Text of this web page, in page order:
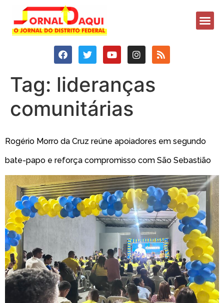
Tag: lideranças
comunitárias
Rogério Morro da Cruz reúne apoiadores em segundo
bate-papo e reforça compromisso com São Sebastião